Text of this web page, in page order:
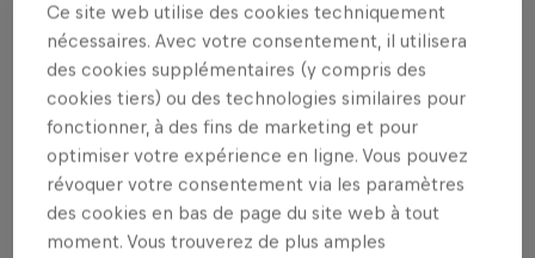
Lous and The Yakuzaa reçu le prix d'Artist of The
Year
, et le phénomène pop a également terminé
deuxième dans les catégoriesBest Album etBest
Song. Le rappeur bruxelloisZwangere Guy
lui a décroché le prix duBest Album(BRUTAAL),
alors que la pochette de cet album a reçule prix
Marc Meulemans.
Ce site web utilise des cookies techniquement
nécessaires. Avec votre consentement, il utilisera
des cookies supplémentaires (y compris des
cookies tiers) ou des technologies similaires pour
fonctionner, à des fins de marketing et pour
optimiser votre expérience en ligne. Vous pouvez
révoquer votre consentement via les paramètres
des cookies en bas de page du site web à tout
moment. Vous trouverez de plus amples